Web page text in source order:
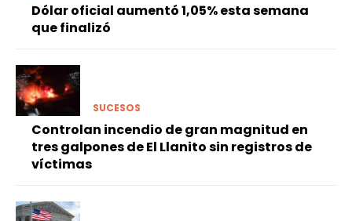
Dólar oficial aumentó 1,05% esta semana
que finalizó
SUCESOS
Controlan incendio de gran magnitud en
tres galpones de El Llanito sin registros de
víctimas